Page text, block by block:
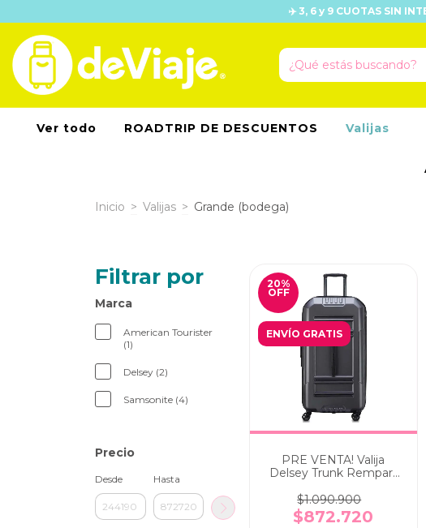
✈️ 3, 6 y 9 CUOTAS SIN
Ver todo ROADTRIP DE DESCUENTOS Valijas
Inicio > Valijas > Grande (bodega)
Filtrar por
Marca
American Tourister
(1)
Delsey (2)
Samsonite (4)
Precio
Desde Hasta
20%
OFF
ENVÍO GRATIS
PRE VENTA! Valija
Delsey Trunk Rempart
cm Gris Oscuro
$1.090.900
$872.720